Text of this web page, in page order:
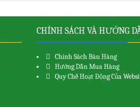
CHÍNH SÁCH VÀ HƯỚNG
Chính Sách Bán Hàng
Hướng Dẫn Mua Hàng
Quy Chế Hoạt Động Của